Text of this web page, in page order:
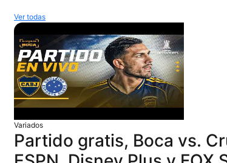
Ver todas
Variados
Partido gratis, Boca vs.